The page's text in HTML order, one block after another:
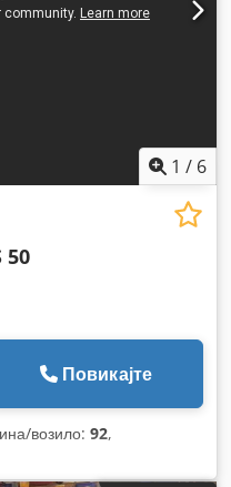
1 / 6
50
Повикајте
возило: 92,